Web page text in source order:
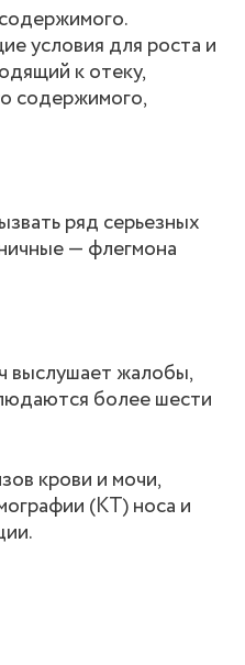
условия для роста и
к отеку,
содержимого,
ряд серьезных
— флегмона
выслушает жалобы,
более шести
крови и мочи,
(КТ) носа и